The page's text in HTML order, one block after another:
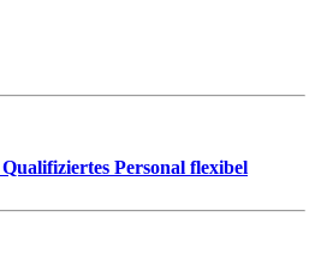
Personal flexibel